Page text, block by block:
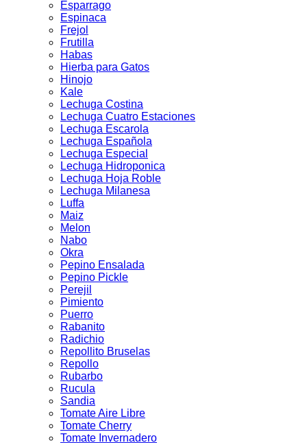
Esparrago
Espinaca
Frejol
Frutilla
Habas
Hierba para Gatos
Hinojo
Kale
Lechuga Costina
Lechuga Cuatro Estaciones
Lechuga Escarola
Lechuga Española
Lechuga Especial
Lechuga Hidroponica
Lechuga Hoja Roble
Lechuga Milanesa
Luffa
Maiz
Melon
Nabo
Okra
Pepino Ensalada
Pepino Pickle
Perejil
Pimiento
Puerro
Rabanito
Radichio
Repollito Bruselas
Repollo
Rubarbo
Rucula
Sandia
Tomate Aire Libre
Tomate Cherry
Tomate Invernadero